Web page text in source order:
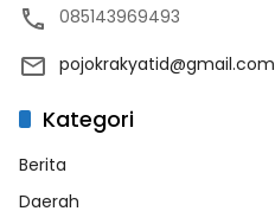
085143969493
pojokrakyatid@gmail.com
Kategori
Berita
Daerah